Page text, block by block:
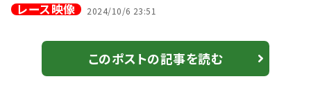
レース映像 2024/10/6 23:51
このポストの記事を読む